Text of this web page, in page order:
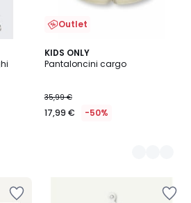
Outlet
KIDS ONLY
Pantaloncini cargo
35,99 €
17,99 € -50%
2
Colori